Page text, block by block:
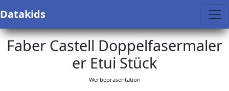
Datakids
Faber Castell Doppelfasermaler
er Etui Stück
Werbepräsentation